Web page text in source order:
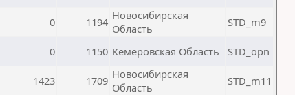
0 1194 Новосибирская
Область
STD_m9
0 1150 Кемеровская Область STD_opn
1423 1709 Новосибирская
Область
STD_m11